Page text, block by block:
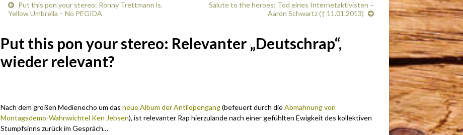
Put this pon your stereo: Ronny Trettmann ls.
Yellow Umbrella – No PEGIDA
Salute to the heroes: Tod eines Internetaktivisten –
Aaron Schwartz († 11.01.2013)
Put this pon your stereo: Relevanter „Deutschrap“,
wieder relevant?
Nach dem großen Medienecho um das neue Album der Antilopengang(befeuert durch dieAbmahnung von
Montagsdemo-Wahnwichtel Ken Jebsen), ist relevanter Rap hierzulande nach einer gefühlten Ewigkeit des kollektiven
Stumpfsinns zurück im Gespräch…